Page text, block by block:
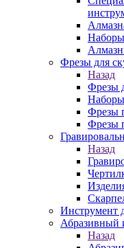
Наборы
Фрезы для
Назад
Фрезы
Фрезы
Фрезы
Назад
Инструмент
Абразивный
Назад